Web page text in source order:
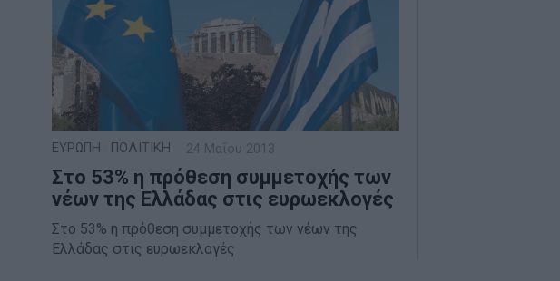
ΕΥΡΩΠΗ ΠΟΛΙΤΙΚΗ 24 Μαΐου 2013
Στο 53% η πρόθεση συμμετοχής των
νέων της Ελλάδας στις ευρωεκλογές
Στο 53% η πρόθεση συμμετοχής των νέων της
Ελλάδας στις ευρωεκλογές